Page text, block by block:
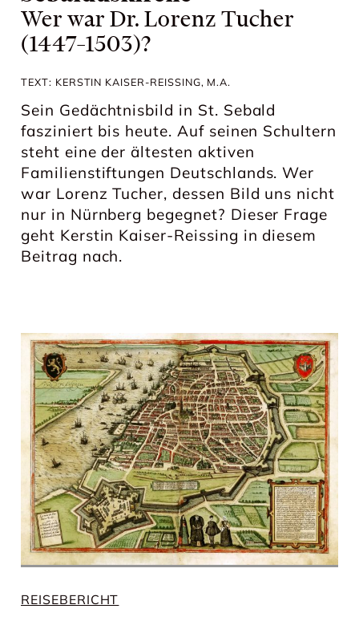
Wer war Dr. Lorenz Tucher
(1447–1503)?
TEXT: KERSTIN KAISER-REISSING, M.A.
Sein Gedächtnisbild in St. Sebald
fasziniert bis heute. Auf seinen Schultern
steht eine der ältesten aktiven
Familienstiftungen Deutschlands. Wer
war Lorenz Tucher, dessen Bild uns nicht
nur in Nürnberg begegnet? Dieser Frage
geht Kerstin Kaiser-Reissing in diesem
Beitrag nach.
REISEBERICHT